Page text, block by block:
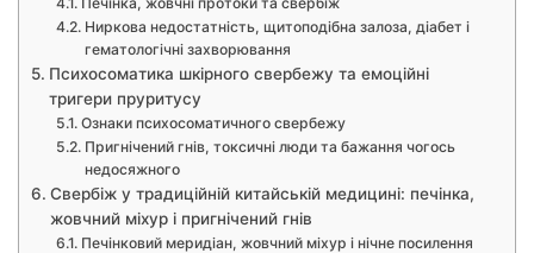
Ниркова недостатність, щитоподібна залоза, діабет і
гематологічні захворювання
Психосоматика шкірного свербежу та емоційні
тригери пруритусу
Ознаки психосоматичного свербежу
Пригнічений гнів, токсичні люди та бажання чогось
недосяжного
Свербіж у традиційній китайській медицині: печінка,
жовчний міхур і пригнічений гнів
Печінковий меридіан, жовчний міхур і нічне посилення